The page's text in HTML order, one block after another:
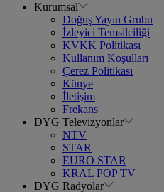
Kurumsal
Doğuş Yayın Grubu
İzleyici Temsilciliği
KVKK Politikası
Kullanım Koşulları
Çerez Politikası
Künye
İletişim
Frekans
DYG Televizyonlar
NTV
STAR
EURO STAR
KRAL POP TV
DYG Radyolar